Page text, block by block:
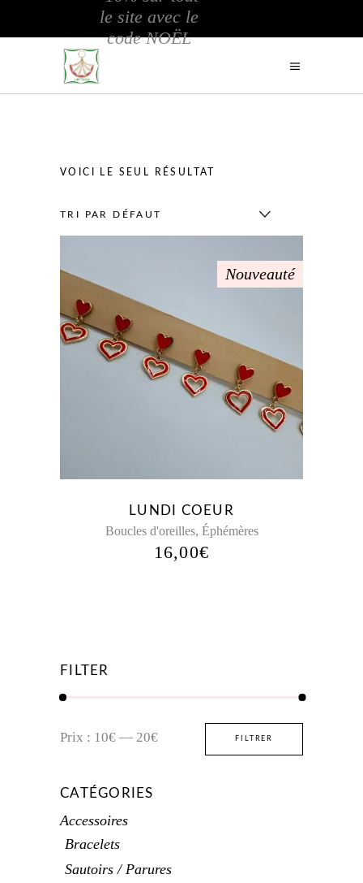
le site avec le
code NOËL
VOICI LE SEUL RÉSULTAT
TRI PAR DÉFAUT
Nouveauté
LUNDI COEUR
Boucles d'oreilles, Éphémères
16,00€
FILTER
Prix
Prix
FILTRER
Prix : 10€ — 20€
CATÉGORIES
Accessoires
Bracelets
Sautoirs / Parures